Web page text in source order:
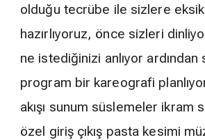
olduğu tecrübe ile sizlere
hazırlıyoruz, önce sizleri
ne istediğinizi anlıyor
program bir kareografi
akışı sunum süslemeler ikram
özel giriş çıkış pasta kesimi